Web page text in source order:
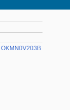
OKMN0V203B